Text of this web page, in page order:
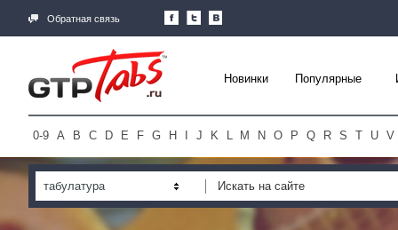
Обратная связь
Новинки Популярные
0-9 A B C D E F G H J K L M N O P Q R S T U V
табулатура